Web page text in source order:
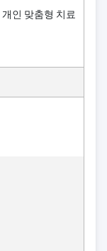
인 맞춤형 치료